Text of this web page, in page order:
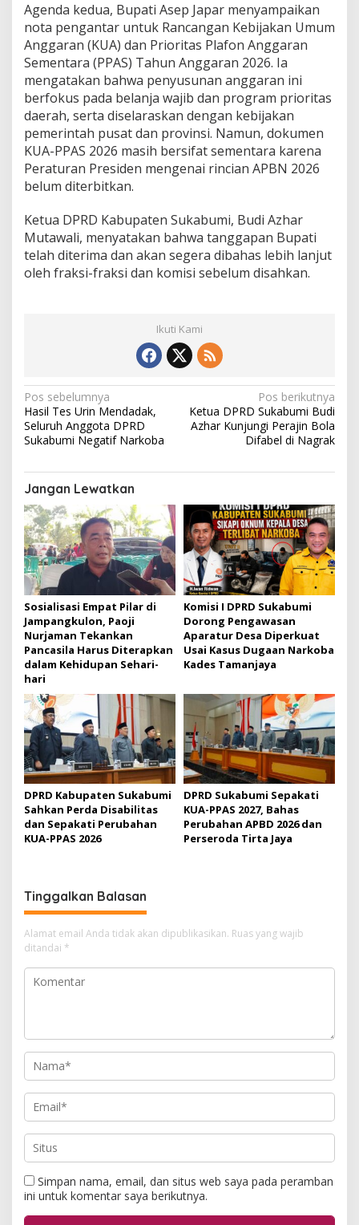
Agenda kedua, Bupati Asep Japar menyampaikan
nota pengantar untuk Rancangan Kebijakan Umum
Anggaran (KUA) dan Prioritas Plafon Anggaran
Sementara (PPAS) Tahun Anggaran 2026. Ia
mengatakan bahwa penyusunan anggaran ini
berfokus pada belanja wajib dan program prioritas
daerah, serta diselaraskan dengan kebijakan
pemerintah pusat dan provinsi. Namun, dokumen
KUA-PPAS 2026 masih bersifat sementara karena
Peraturan Presiden mengenai rincian APBN 2026
belum diterbitkan.
Ketua DPRD Kabupaten Sukabumi, Budi Azhar
Mutawali, menyatakan bahwa tanggapan Bupati
telah diterima dan akan segera dibahas lebih lanjut
oleh fraksi-fraksi dan komisi sebelum disahkan.
Ikuti Kami
N
a
v
i
g
a
s
i
p
o
s
Pos sebelumnya
Hasil Tes Urin Mendadak,
Seluruh Anggota DPRD
Sukabumi Negatif Narkoba
Pos berikutnya
Ketua DPRD Sukabumi Budi
Azhar Kunjungi Perajin Bola
Difabel di Nagrak
Jangan Lewatkan
Sosialisasi Empat Pilar di
Jampangkulon, Paoji
Nurjaman Tekankan
Pancasila Harus Diterapkan
dalam Kehidupan Sehari-
hari
Komisi I DPRD Sukabumi
Dorong Pengawasan
Aparatur Desa Diperkuat
Usai Kasus Dugaan Narkoba
Kades Tamanjaya
DPRD Kabupaten Sukabumi
Sahkan Perda Disabilitas
dan Sepakati Perubahan
KUA-PPAS 2026
DPRD Sukabumi Sepakati
KUA-PPAS 2027, Bahas
Perubahan APBD 2026 dan
Perseroda Tirta Jaya
Tinggalkan Balasan
Alamat email Anda tidak akan dipublikasikan. Ruas yang wajib
ditandai *
Simpan nama, email, dan situs web saya pada peramban
ini untuk komentar saya berikutnya.